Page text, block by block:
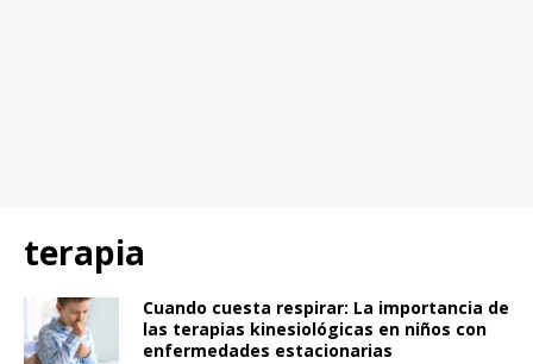
terapia
Cuando cuesta respirar: La importancia de
las terapias kinesiológicas en niños con
enfermedades estacionarias